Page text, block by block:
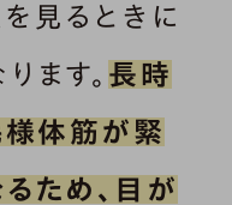
を見るときに
ます。 長時
様体筋が緊
ため、目が